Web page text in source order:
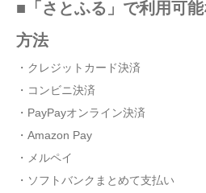
■「さとふる」で利用可
方法
・クレジットカード決済
・コンビニ決済
・PayPayオンライン決済
・Amazon Pay
・メルペイ
・ソフトバンクまとめて支払い